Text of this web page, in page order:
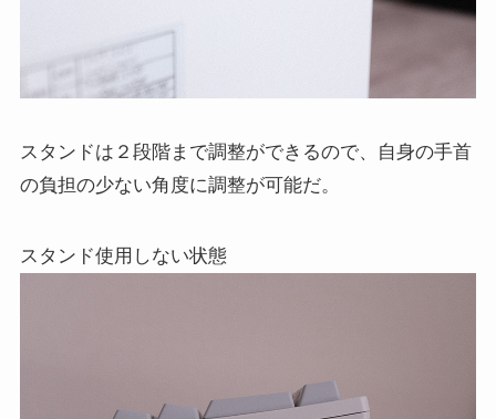
スタンドは２段階まで調整ができるので、自身の手首
の負担の少ない角度に調整が可能だ。
スタンド使用しない状態